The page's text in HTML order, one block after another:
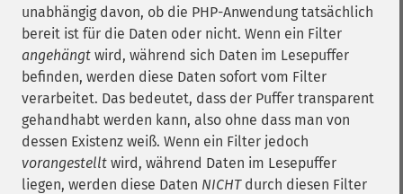
unabhängig davon, ob die PHP-Anwendung tatsächlich
bereit ist für die Daten oder nicht. Wenn ein Filter
angehängt wird, während sich Daten im Lesepuffer
befinden, werden diese Daten sofort vom Filter
verarbeitet. Das bedeutet, dass der Puffer transparent
gehandhabt werden kann, also ohne dass man von
dessen Existenz weiß. Wenn ein Filter jedoch
vorangestellt wird, während Daten im Lesepuffer
liegen, werden diese Daten NICHTdurch diesen Filter